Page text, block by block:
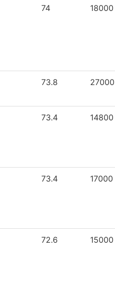
74 18000
73.8 27000
73.4 14800
73.4 17000
72.6 15000